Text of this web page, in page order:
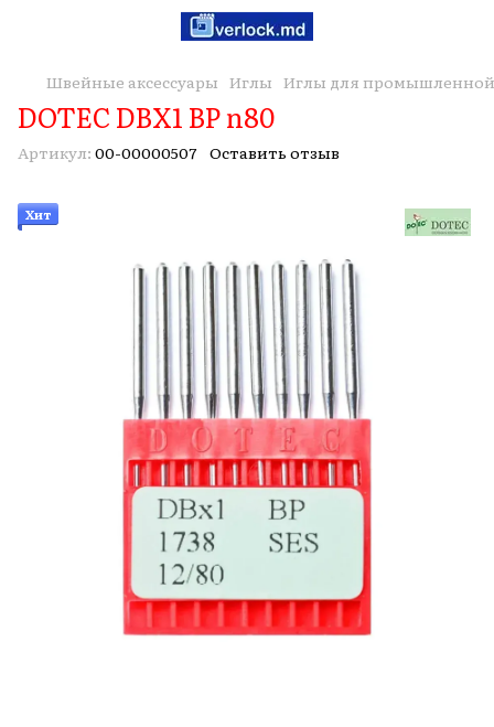
Швейные аксессуары Иглы Иглы для
DOTEC DBX1 BP n80
Артикул: 00-00000507 Оставить отзыв
Хит